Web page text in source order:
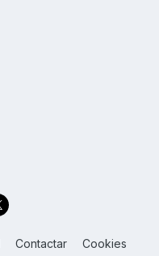
Contactar Cookies